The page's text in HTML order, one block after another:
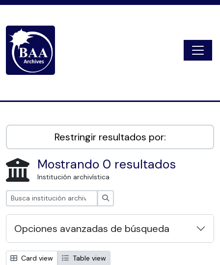
Restringir resultados por:
Mostrando 0 resultados
Institución archivística
Opciones avanzadas de búsqueda
Card view
Table view